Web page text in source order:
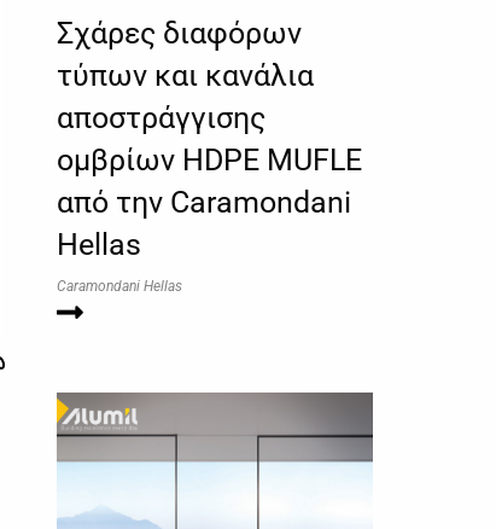
Σχάρες διαφόρων
τύπων και κανάλια
αποστράγγισης
ομβρίων HDPE MUFLE
από την Caramondani
Hellas
Caramondani Hellas